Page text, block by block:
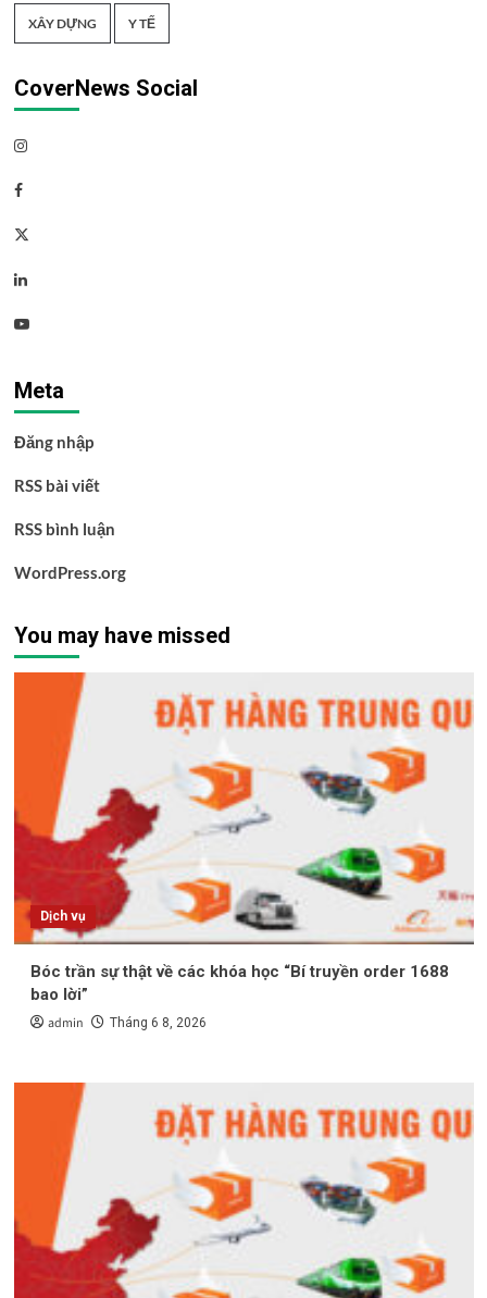
XÂY DỰNG Y TẾ
CoverNews Social
Instagram
Facebook
Twitter
Linkedin
Youtube
Meta
Đăng nhập
RSS bài viết
RSS bình luận
WordPress.org
You may have missed
Dịch vụ
Bóc trần sự thật về các khóa học “Bí truyền order 1688
bao lời”
admin Tháng 6 8, 2026